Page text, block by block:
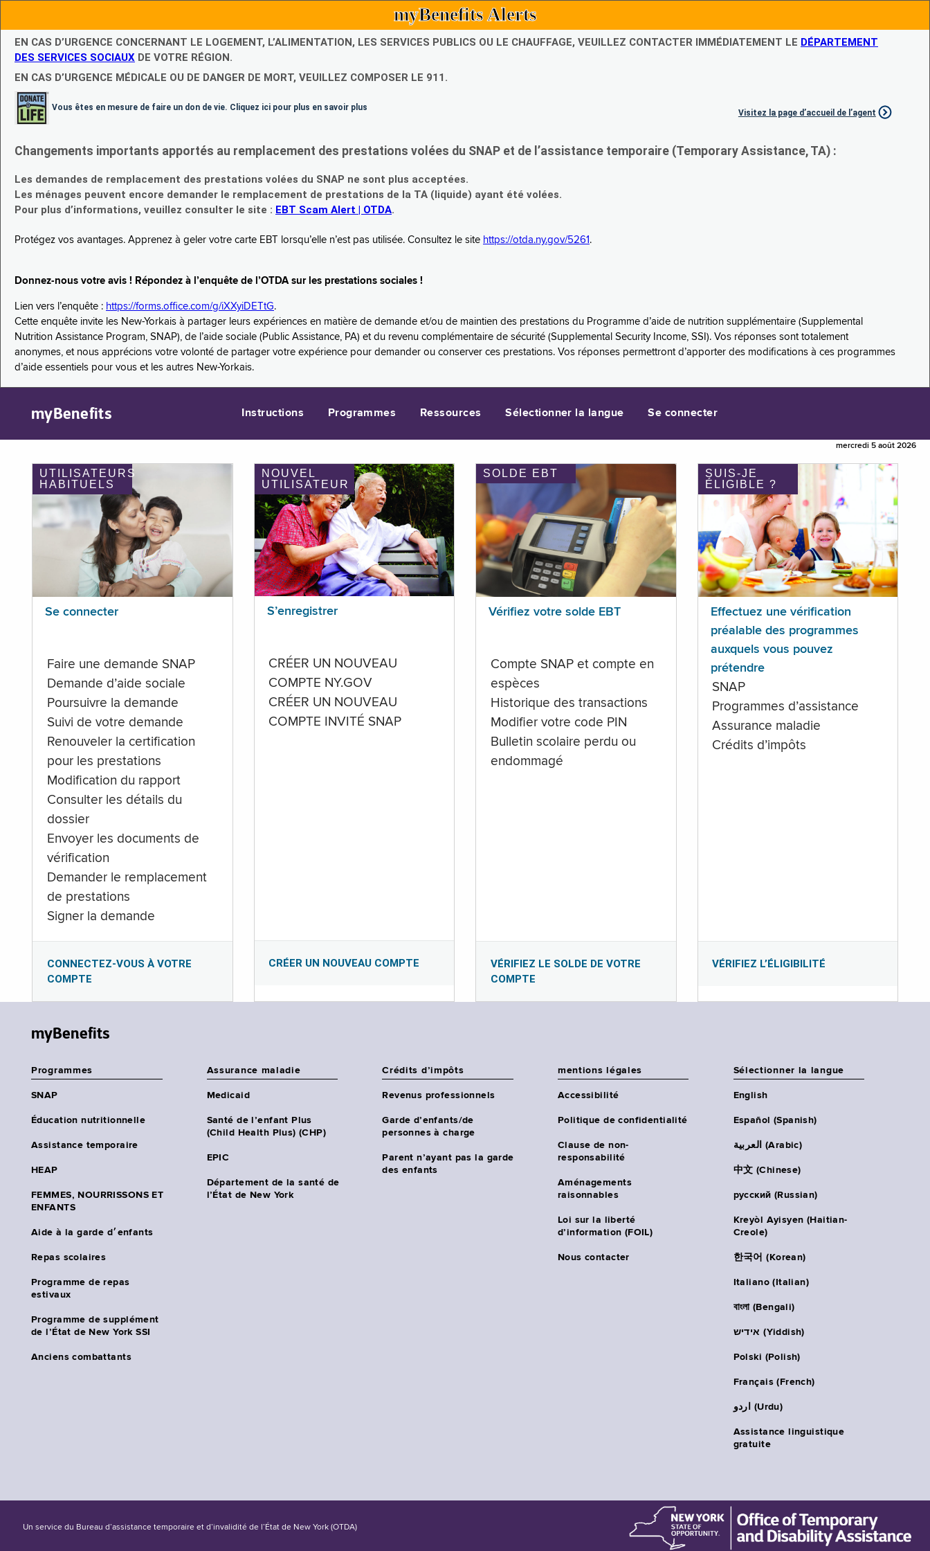
myBenefits Alerts
EN CAS D’URGENCE CONCERNANT LE LOGEMENT, L’ALIMENTATION, LES SERVICES PUBLICS OU LE CHAUFFAGE, VEUILLEZ CONTACTER IMMÉDIATEMENT LE DÉPARTEMENT
DES SERVICES SOCIAUX DE VOTRE RÉGION.
EN CAS D’URGENCE MÉDICALE OU DE DANGER DE MORT, VEUILLEZ COMPOSER LE 911.
Vous êtes en mesure de faire un don de vie. Cliquez ici pour plus en savoir plus
Visitez la page d’accueil de l’agent
Changements importants apportés au remplacement des prestations volées du SNAP et de l’assistance temporaire (Temporary Assistance, TA) :
Les demandes de remplacement des prestations volées du SNAP ne sont plus acceptées.
Les ménages peuvent encore demander le remplacement de prestations de la TA (liquide) ayant été volées.
Pour plus d’informations, veuillez consulter le site : EBT Scam Alert | OTDA.
Protégez vos avantages. Apprenez à geler votre carte EBT lorsqu’elle n’est pas utilisée. Consultez le site https://otda.ny.gov/5261 .
Donnez-nous votre avis ! Répondez à l’enquête de l’OTDA sur les prestations sociales !
Lien vers l’enquête : https://forms.office.com/g/iXXyiDETtG.
Cette enquête invite les New-Yorkais à partager leurs expériences en matière de demande et/ou de maintien des prestations du Programme d’aide de nutrition supplémentaire (Supplemental
Nutrition Assistance Program, SNAP), de l’aide sociale (Public Assistance, PA) et du revenu complémentaire de sécurité (Supplemental Security Income, SSI). Vos réponses sont totalement
anonymes, et nous apprécions votre volonté de partager votre expérience pour demander ou conserver ces prestations. Vos réponses permettront d’apporter des modifications à ces programmes
d’aide essentiels pour vous et les autres New-Yorkais.
myBenefits Instructions Programmes Ressources Sélectionner la langue Se connecter
mercredi 5 août 2026
UTILISATEURS
HABITUELS
Se connecter
Faire une demande SNAP
Demande d’aide sociale
Poursuivre la demande
Suivi de votre demande
Renouveler la certification
pour les prestations
Modification du rapport
Consulter les détails du
dossier
Envoyer les documents de
vérification
Demander le remplacement
de prestations
Signer la demande
CONNECTEZ-VOUS À VOTRE
COMPTE
NOUVEL
UTILISATEUR
S’enregistrer
CRÉER UN NOUVEAU
COMPTE NY.GOV
CRÉER UN NOUVEAU
COMPTE INVITÉ SNAP
CRÉER UN NOUVEAU COMPTE
SOLDE EBT
Vérifiez votre solde EBT
Compte SNAP et compte en
espèces
Historique des transactions
Modifier votre code PIN
Bulletin scolaire perdu ou
endommagé
VÉRIFIEZ LE SOLDE DE VOTRE
COMPTE
SUIS-JE
ÉLIGIBLE ?
Effectuez une vérification
préalable des programmes
auxquels vous pouvez
prétendre
SNAP
Programmes d’assistance
Assurance maladie
Crédits d’impôts
VÉRIFIEZ L’ÉLIGIBILITÉ
myBenefits
Programmes
SNAP
Éducation nutritionnelle
Assistance temporaire
HEAP
FEMMES, NOURRISSONS ET
ENFANTS
Aide à la garde d׳enfants
Repas scolaires
Programme de repas
estivaux
Programme de supplément
de l’État de New York SSI
Anciens combattants
Assurance maladie
Medicaid
Santé de l’enfant Plus
(Child Health Plus) (CHP)
EPIC
Département de la santé de
l’État de New York
Crédits d’impôts
Revenus professionnels
Garde d’enfants/de
personnes à charge
Parent n’ayant pas la garde
des enfants
mentions légales
Accessibilité
Politique de confidentialité
Clause de non-
responsabilité
Aménagements
raisonnables
Loi sur la liberté
d’information (FOIL)
Nous contacter
Sélectionner la langue
English
Español (Spanish)
العربية (Arabic)
中文 (Chinese)
русский (Russian)
Kreyòl Ayisyen (Haitian-
Creole)
한국어 (Korean)
Italiano (Italian)
বাংলা (Bengali)
אידיש (Yiddish)
Polski (Polish)
Français (French)
اردو (Urdu)
Assistance linguistique
gratuite
Un service du Bureau d’assistance temporaire et d’invalidité de l’État de New York (OTDA)